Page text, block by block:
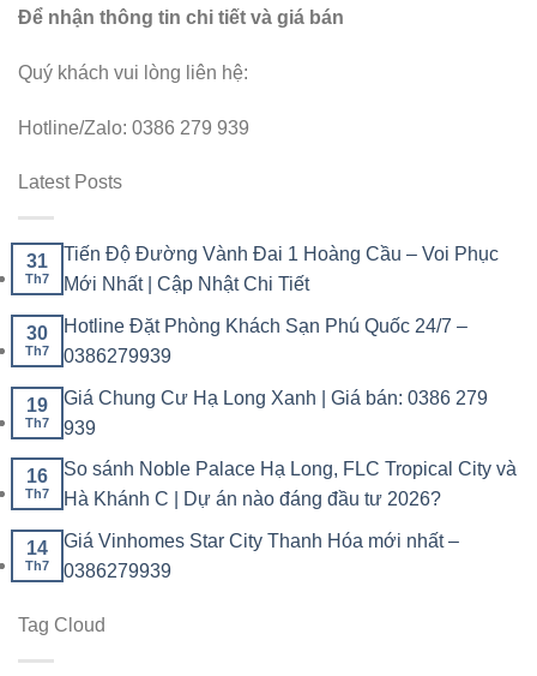
Để nhận thông tin chi tiết và giá bán
Quý khách vui lòng liên hệ:
Hotline/Zalo: 0386 279 939
Latest Posts
31
Th7
Tiến Độ Đường Vành Đai 1 Hoàng Cầu – Voi Phục
Mới Nhất | Cập Nhật Chi Tiết
30
Th7
Hotline Đặt Phòng Khách Sạn Phú Quốc 24/7 –
0386279939
19
Th7
Giá Chung Cư Hạ Long Xanh | Giá bán: 0386 279
939
16
Th7
So sánh Noble Palace Hạ Long, FLC Tropical City và
Hà Khánh C | Dự án nào đáng đầu tư 2026?
14
Th7
Giá Vinhomes Star City Thanh Hóa mới nhất –
0386279939
Tag Cloud